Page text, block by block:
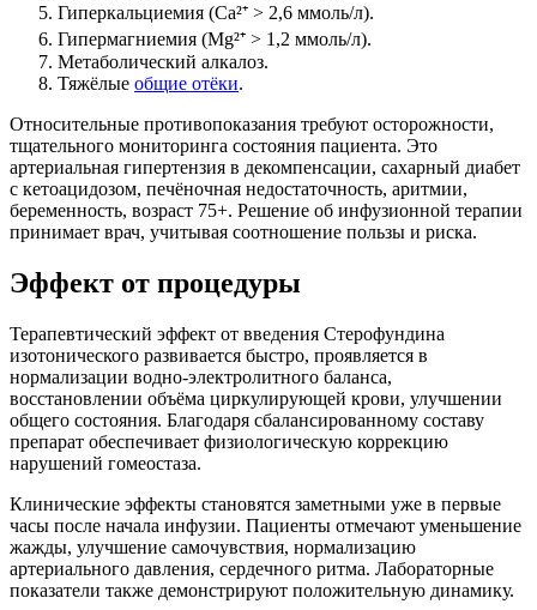
Гиперкальциемия (Ca²⁺ > 2,6 ммоль/л).
Гипермагниемия (Mg²⁺ > 1,2 ммоль/л).
Метаболический алкалоз.
Тяжёлые общие отёки.
Относительные противопоказания требуют осторожности,
тщательного мониторинга состояния пациента. Это
артериальная гипертензия в декомпенсации, сахарный диабет
с кетоацидозом, печёночная недостаточность, аритмии,
беременность, возраст 75+. Решение об инфузионной терапии
принимает врач, учитывая соотношение пользы и риска.
Эффект от процедуры
Терапевтический эффект от введения Стерофундина
изотонического развивается быстро, проявляется в
нормализации водно-электролитного баланса,
восстановлении объёма циркулирующей крови, улучшении
общего состояния. Благодаря сбалансированному составу
препарат обеспечивает физиологическую коррекцию
нарушений гомеостаза.
Клинические эффекты становятся заметными уже в первые
часы после начала инфузии. Пациенты отмечают уменьшение
жажды, улучшение самочувствия, нормализацию
артериального давления, сердечного ритма. Лабораторные
показатели также демонстрируют положительную динамику.